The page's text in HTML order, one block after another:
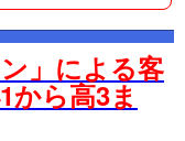
」による客
から高3ま